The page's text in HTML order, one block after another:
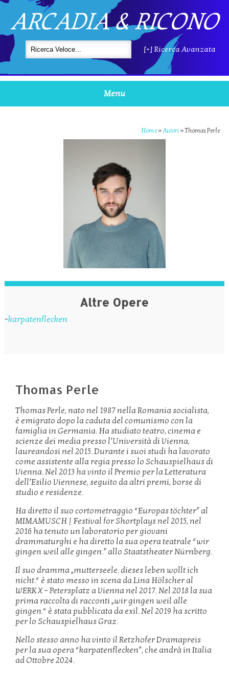
ARCADIA & RICONO
[+] Ricerca Avanzata
Menu
Home »Autori »Thomas Perle
Altre Opere
-karpatenflecken
Thomas Perle
Thomas Perle, nato nel 1987 nella Romania socialista,
è emigrato dopo la caduta del comunismo con la
famiglia in Germania. Ha studiato teatro, cinema e
scienze dei media presso l’Università di Vienna,
laureandosi nel 2015. Durante i suoi studi ha lavorato
come assistente alla regia presso lo Schauspielhaus di
Vienna. Nel 2013 ha vinto il Premio per la Letteratura
dell’Esilio Viennese, seguito da altri premi, borse di
studio e residenze.
Ha diretto il suo cortometraggio “Europas töchter” al
MIMAMUSCH | Festival for Shortplays nel 2015, nel
2016 ha tenuto un laboratorio per giovani
drammaturghi e ha diretto la sua opera teatrale “wir
gingen weil alle gingen.” allo Staatstheater Nürnberg.
Il suo dramma „mutterseele. dieses leben wollt ich
nicht.“ è stato messo in scena da Lina Hölscher al
WERK X – Petersplatz a Vienna nel 2017. Nel 2018 la sua
prima raccolta di racconti „wir gingen weil alle
gingen.“ è stata pubblicata da exil. Nel 2019 ha scritto
per lo Schauspielhaus Graz.
Nello stesso anno ha vinto il Retzhofer Dramapreis
per la sua opera “karpatenflecken”, che andrà in Italia
ad Ottobre 2024.